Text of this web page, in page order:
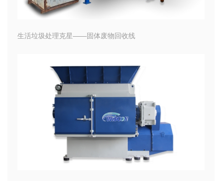
生活垃圾处理克星——固体废物回收线